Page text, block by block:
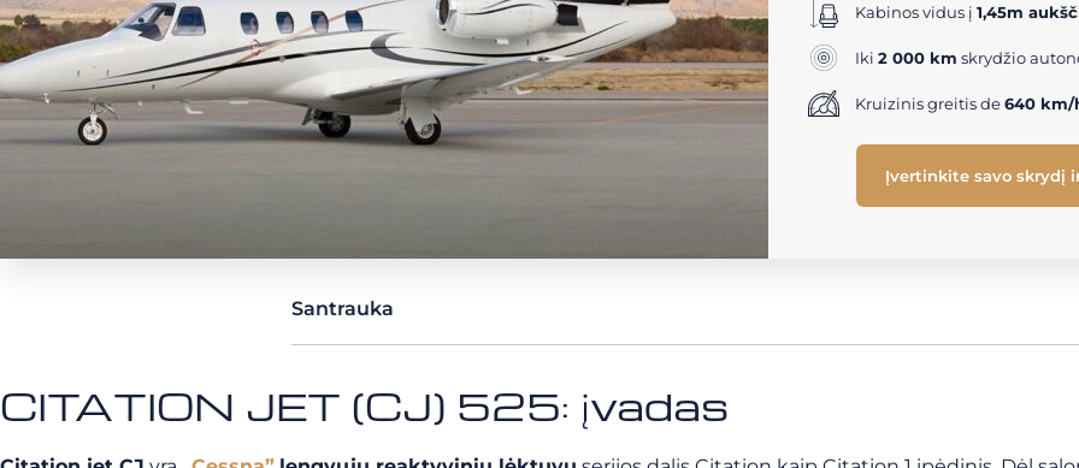
Kabinos vidus į 1,45m
Iki 2 000 km skrydžio
Kruizinis greitis de640 km/
Įvertinkite savo skrydį
Santrauka
CITATION JET (CJ) 525: įvadas